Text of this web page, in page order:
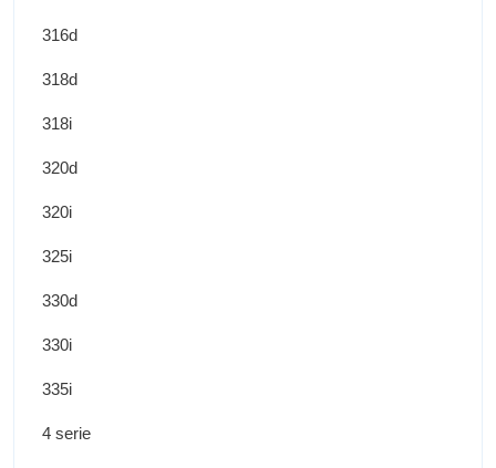
316d
318d
318i
320d
320i
325i
330d
330i
335i
4 serie